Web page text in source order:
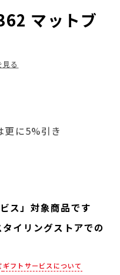
マットブ
見る
更に5%引き
ス」対象商品です
れる場合は、商品を
のし・ラッピング
お手続きくださ
イリングストアでの
舗までお電話にて
ギフトサービスについて